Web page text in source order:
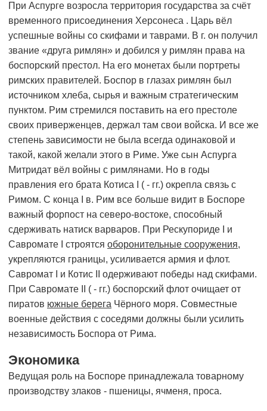
При Аспурге возросла территория государства за счёт
временного присоединения Херсонеса . Царь вёл
успешные войны со скифами и таврами. В г. он получил
звание «друга римлян» и добился у римлян права на
боспорский престол. На его монетах были портреты
римских правителей. Боспор в глазах римлян был
источником хлеба, сырья и важным стратегическим
пунктом. Рим стремился поставить на его престоле
своих приверженцев, держал там свои войска. И все же
степень зависимости не была всегда одинаковой и
такой, какой желали этого в Риме. Уже сын Аспурга
Митридат вёл войны с римлянами. Но в годы
правления его брата Котиса I ( - гг.) окрепла связь с
Римом. С конца I в. Рим все больше видит в Боспоре
важный форпост на северо-востоке, способный
сдерживать натиск варваров. При Рескупориде I и
Савромате I строятся оборонительные сооружения,
укрепляются границы, усиливается армия и флот.
Савромат I и Котис II одерживают победы над скифами.
При Савромате II ( - гг.) боспорский флот очищает от
пиратов южные берега Чёрного моря. Совместные
военные действия с соседями должны были усилить
независимость Боспора от Рима.
Экономика
Ведущая роль на Боспоре принадлежала товарному
производству злаков - пшеницы, ячменя, проса.